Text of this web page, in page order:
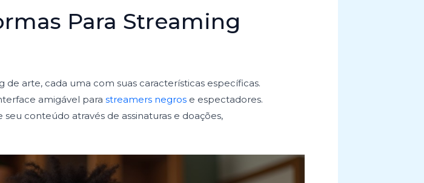
Para Streaming
arte, cada uma com suas características específicas.
amigável parastreamers negros e espectadores.
conteúdo através de assinaturas e doações,